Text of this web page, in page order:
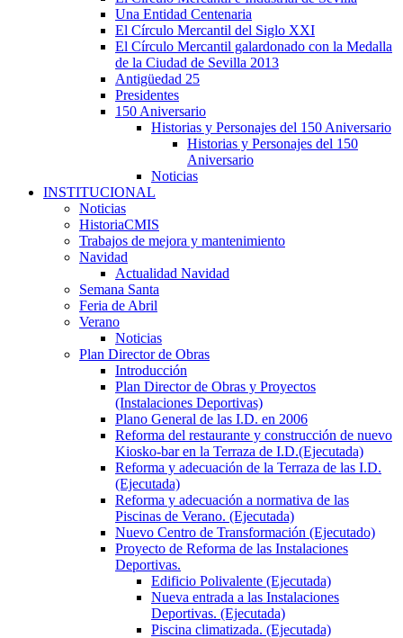
Una Entidad Centenaria
El Círculo Mercantil del Siglo XXI
El Círculo Mercantil galardonado con la Medalla
de la Ciudad de Sevilla 2013
Antigüedad 25
Presidentes
150 Aniversario
Historias y Personajes del 150 Aniversario
Historias y Personajes del 150
Aniversario
Noticias
INSTITUCIONAL
Noticias
HistoriaCMIS
Trabajos de mejora y mantenimiento
Navidad
Actualidad Navidad
Semana Santa
Feria de Abril
Verano
Noticias
Plan Director de Obras
Introducción
Plan Director de Obras y Proyectos
(Instalaciones Deportivas)
Plano General de las I.D. en 2006
Reforma del restaurante y construcción de nuevo
Kiosko-bar en la Terraza de I.D.(Ejecutada)
Reforma y adecuación de la Terraza de las I.D.
(Ejecutada)
Reforma y adecuación a normativa de las
Piscinas de Verano. (Ejecutada)
Nuevo Centro de Transformación (Ejecutado)
Proyecto de Reforma de las Instalaciones
Deportivas.
Edificio Polivalente (Ejecutada)
Nueva entrada a las Instalaciones
Deportivas. (Ejecutada)
Piscina climatizada. (Ejecutada)